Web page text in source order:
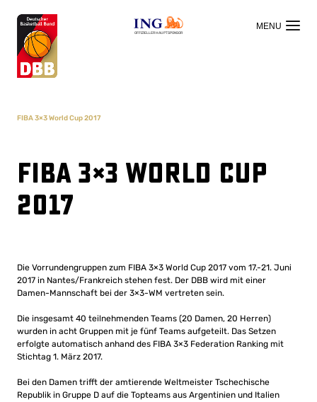
OFFIZIELLER HAUPTSPONSOR
FIBA 3×3 World Cup 2017
FIBA 3×3 World Cup
2017
Die Vorrundengruppen zum FIBA 3×3 World Cup 2017 vom 17.-21. Juni
2017 in Nantes/Frankreich stehen fest. Der DBB wird mit einer
Damen-Mannschaft bei der 3×3-WM vertreten sein.
Die insgesamt 40 teilnehmenden Teams (20 Damen, 20 Herren)
wurden in acht Gruppen mit je fünf Teams aufgeteilt. Das Setzen
erfolgte automatisch anhand des FIBA 3×3 Federation Ranking mit
Stichtag 1. März 2017.
Bei den Damen trifft der amtierende Weltmeister Tschechische
Republik in Gruppe D auf die Topteams aus Argentinien und Italien